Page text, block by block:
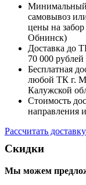
Минимальный
самовывоз
цены на
Обнинск)
Доставка до
70 000
Бесплатная
любой ТК г.
Калужской
Стоимость
направления
Рассчитать доставку
Скидки
Мы можем